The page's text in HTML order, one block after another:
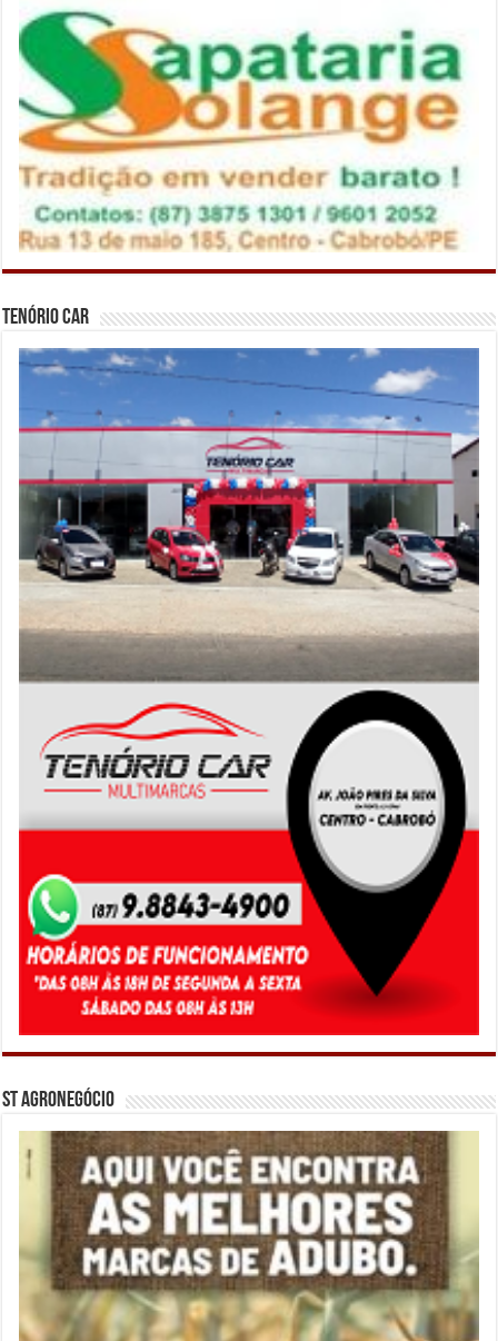
Tenório Car
ST Agronegócio